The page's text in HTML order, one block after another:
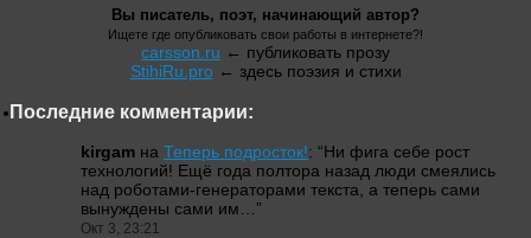
Вы писатель, поэт, начинающий автор?
Ищете где опубликовать свои работы в интернете?!
carsson.ru ← публиковать прозу
StihiRu.pro ← здесь поэзия и стихи
Последние комментарии:
kirgam на Теперь подросток!: “Ни фига себе рост
технологий! Ещё года полтора назад люди смеялись
над роботами-генераторами текста, а теперь сами
вынуждены сами им… ”
Окт 3, 23:21